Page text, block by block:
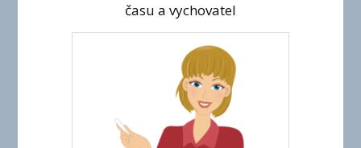
času a vychovatel